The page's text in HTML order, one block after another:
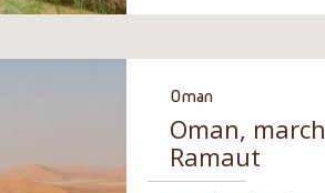
Oman
Oman,
Ramaut